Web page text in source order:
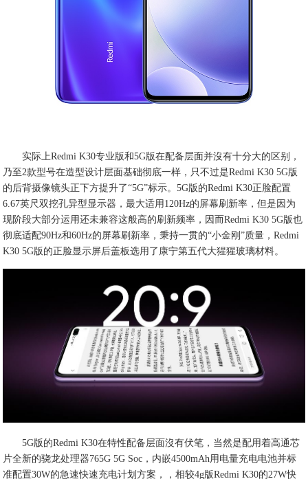
实际上Redmi K30专业版和5G版在配备层面并沒有十分大的区别，
乃至2款型号在造型设计层面基础彻底一样，只不过是Redmi K30 5G版
的后背摄像镜头正下方提升了“5G”标示。5G版的Redmi K30正脸配置
6.67英尺双挖孔异型显示器，最大适用120Hz的屏幕刷新率，但是因为
现阶段大部分运用还未兼容这般高的刷新频率，因而Redmi K30 5G版也
彻底适配90Hz和60Hz的屏幕刷新率，秉持一贯的“小金刚”质量，Redmi
K30 5G版的正脸显示屏后盖板选用了康宁第五代大猩猩玻璃材料。
5G版的Redmi K30在特性配备层面沒有伏笔，当然是配用着高通芯
片全新的骁龙处理器765G 5G Soc，内嵌4500mAh用电量充电电池并标
准配置30W的急速快速充电计划方案，，相较4g版Redmi K30的27W快